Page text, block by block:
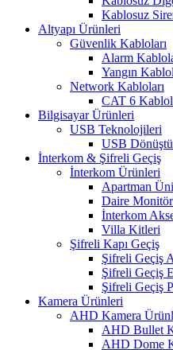
Kablosuz
Altyapı Ürünleri
Güvenlik Kabloları
Alarm
Yangın
Network Kabloları
CAT 6
Bilgisayar Ürünleri
USB Teknolojileri
USB
İnterkom & Şifreli Geçiş
İnterkom Ürünleri
Apartman
Daire
İnterkom
Villa Kitleri
Şifreli Kapı Geçiş
Şifreli Geçiş
Şifreli Geçiş
Şifreli Geçiş
Kamera Ürünleri
AHD Kamera
AHD Bullet
AHD Dome